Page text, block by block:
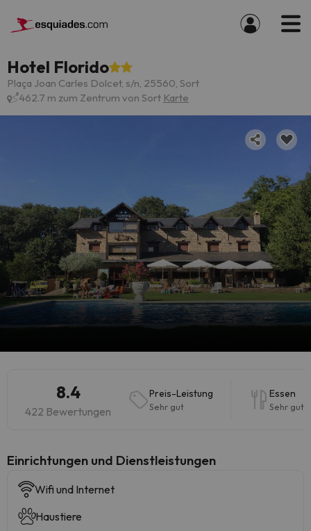
Hotel Florido
Plaça Joan Carles Dolcet, s/n, 25560, Sort
462.7 m zum Zentrum von Sort Karte
8.4
422 Bewertungen
Preis-Leistung
Sehr gut
Essen
Sehr gut
​Einrichtungen und Dienstleistungen
Wifi und Internet
Haustiere